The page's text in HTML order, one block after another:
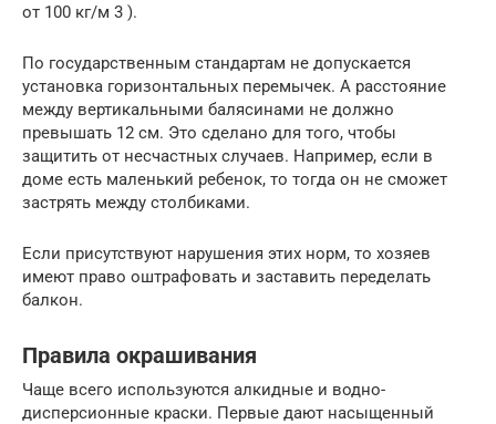
от 100 кг/м 3 ).
По государственным стандартам не допускается
установка горизонтальных перемычек. А расстояние
между вертикальными балясинами не должно
превышать 12 см. Это сделано для того, чтобы
защитить от несчастных случаев. Например, если в
доме есть маленький ребенок, то тогда он не сможет
застрять между столбиками.
Если присутствуют нарушения этих норм, то хозяев
имеют право оштрафовать и заставить переделать
балкон.
Правила окрашивания
Чаще всего используются алкидные и водно-
дисперсионные краски. Первые дают насыщенный